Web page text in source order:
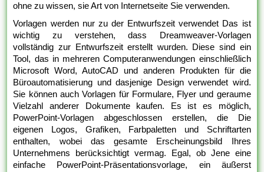
ohne zu wissen, sie Art von Internetseite Sie verwenden.
Vorlagen werden nur zu der Entwurfszeit verwendet Das ist
wichtig zu verstehen, dass Dreamweaver-Vorlagen
vollständig zur Entwurfszeit erstellt wurden. Diese sind ein
Tool, das in mehreren Computeranwendungen einschließlich
Microsoft Word, AutoCAD und anderen Produkten für die
Büroautomatisierung und dasjenige Design verwendet wird.
Sie können auch Vorlagen für Formulare, Flyer und geraume
Vielzahl anderer Dokumente kaufen. Es ist es möglich,
PowerPoint-Vorlagen abgeschlossen erstellen, die Die
eigenen Logos, Grafiken, Farbpaletten und Schriftarten
enthalten, wobei das gesamte Erscheinungsbild Ihres
Unternehmens berücksichtigt vermag. Egal, ob Jene eine
einfache PowerPoint-Präsentationsvorlage, ein äußerst